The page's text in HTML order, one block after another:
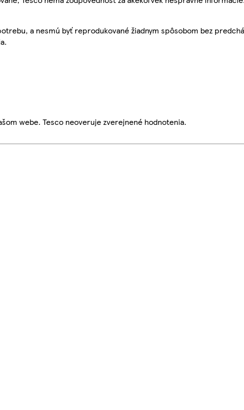
a nesmú byť reprodukované žiadnym spôsobom bez
webe. Tesco neoveruje zverejnené hodnotenia.